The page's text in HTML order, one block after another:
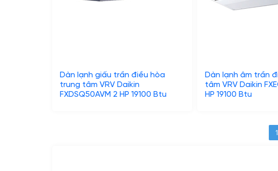
Dàn lạnh giấu trần điều hòa
trung tâm VRV Daikin
FXDSQ50AVM 2 HP 19100 Btu
Dàn lạnh âm trần
tâm VRV Daikin
HP 19100 Btu
1